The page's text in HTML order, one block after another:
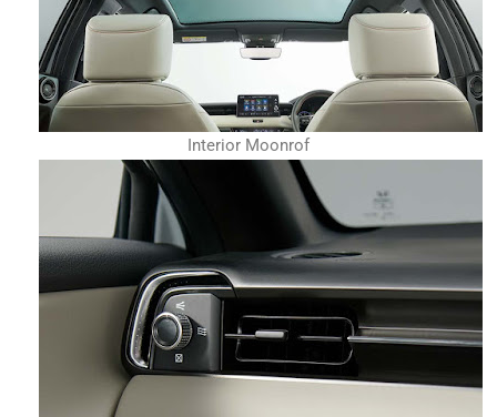
Interior Moonrof